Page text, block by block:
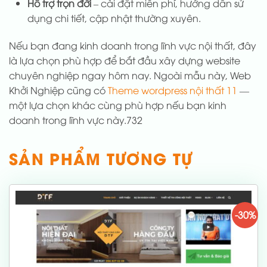
Hỗ trợ trọn đời– cài đặt miễn phí, hướng dẫn sử
dụng chi tiết, cập nhật thường xuyên.
Nếu bạn đang kinh doanh trong lĩnh vực nội thất, đây
là lựa chọn phù hợp để bắt đầu xây dựng website
chuyên nghiệp ngay hôm nay. Ngoài mẫu này, Web
Khởi Nghiệp cũng cóTheme wordpress nội thất 11 —
một lựa chọn khác cùng phù hợp nếu bạn kinh
doanh trong lĩnh vực này.732
SẢN PHẨM TƯƠNG TỰ
-30%